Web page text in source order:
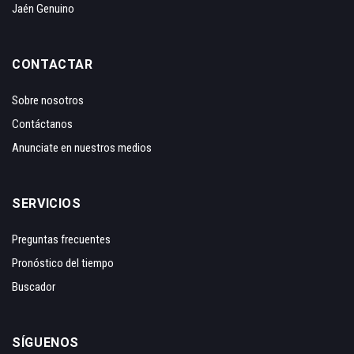
Jaén Genuino
CONTACTAR
Sobre nosotros
Contáctanos
Anunciate en nuestros medios
SERVICIOS
Preguntas frecuentes
Pronóstico del tiempo
Buscador
SÍGUENOS